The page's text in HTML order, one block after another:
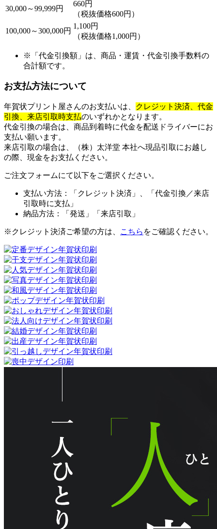
30,000～99,999円
660円
（税抜価格600円）
100,000～300,000円
1,100円
（税抜価格1,000円）
※「代金引換額」は、商品・運賃・代金引換手数料の
合計額です。
お支払方法について
年賀状プリント屋さんのお支払いは、
クレジット決済、代金
引換、 来店引取時支払のいずれかとなります。
代金引換の場合は、商品到着時に代金を配送ドライバーにお
支払い願います。
来店引取の場合は、（株）太洋堂 本社へ現品引取にお越し
の際、現金をお支払ください。
ご注文フォームにて以下をご選択ください。
支払い方法：「クレジット決済」、「代金引換／来店
引取時に支払」
納品方法：「発送」「来店引取」
※クレジット決済ご希望の方は、 こちら をご確認ください。